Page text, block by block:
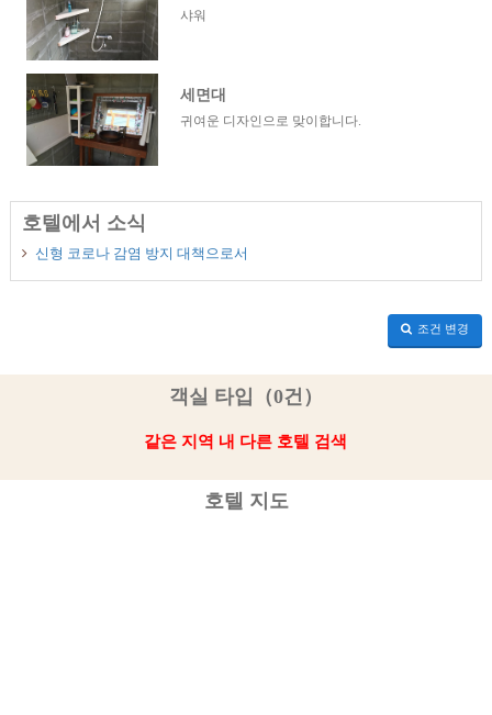
샤워
세면대
귀여운 디자인으로 맞이합니다.
호텔에서 소식
신형 코로나 감염 방지 대책으로서
조건 변경
객실 타입（0건）
같은 지역 내 다른 호텔 검색
호텔 지도